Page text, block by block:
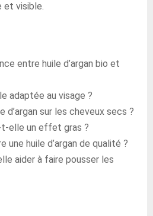
et visible.
entre huile d’argan bio et
adaptée au visage ?
d’argan sur les cheveux secs ?
t-elle un effet gras ?
une huile d’argan de qualité ?
aider à faire pousser les